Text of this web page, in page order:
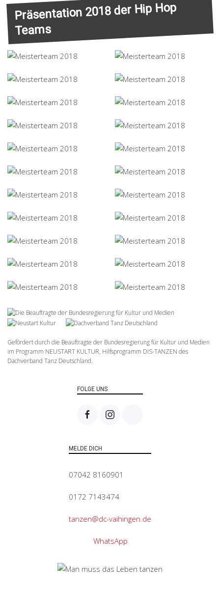
Präsentation 2018 der Hip Hop
Teams
Gefördert durch die Beauftragte der Bundesregierung für Kultur und Medien
im Programm NEUSTART KULTUR, Hilfsprogramm DIS-TANZEN des
Dachverband Tanz Deutschland.
FOLGE UNS
MELDE DICH
07042 8160901
0172 7143474
tanzen@dc-vaihingen.de
WhatsApp